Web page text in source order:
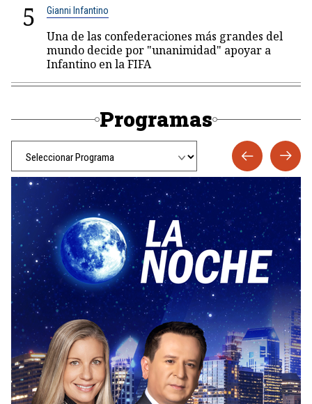
5 Gianni Infantino
Una de las confederaciones más grandes del
mundo decide por "unanimidad" apoyar a
Infantino en la FIFA
Programas